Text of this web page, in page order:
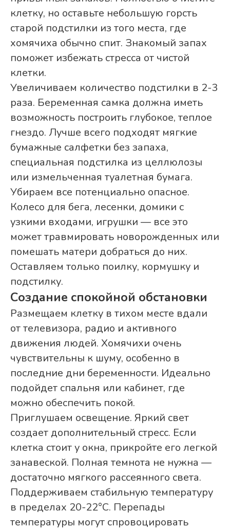
клетку, но оставьте небольшую горсть
старой подстилки из того места, где
хомячиха обычно спит. Знакомый запах
поможет избежать стресса от чистой
клетки.
Увеличиваем количество подстилки в 2-3
раза. Беременная самка должна иметь
возможность построить глубокое, теплое
гнездо. Лучше всего подходят мягкие
бумажные салфетки без запаха,
специальная подстилка из целлюлозы
или измельченная туалетная бумага.
Убираем все потенциально опасное.
Колесо для бега, лесенки, домики с
узкими входами, игрушки — все это
может травмировать новорожденных или
помешать матери добраться до них.
Оставляем только поилку, кормушку и
подстилку.
Создание спокойной обстановки
Размещаем клетку в тихом месте вдали
от телевизора, радио и активного
движения людей. Хомячихи очень
чувствительны к шуму, особенно в
последние дни беременности. Идеально
подойдет спальня или кабинет, где
можно обеспечить покой.
Приглушаем освещение. Яркий свет
создает дополнительный стресс. Если
клетка стоит у окна, прикройте его легкой
занавеской. Полная темнота не нужна —
достаточно мягкого рассеянного света.
Поддерживаем стабильную температуру
в пределах 20-22°С. Перепады
температуры могут спровоцировать